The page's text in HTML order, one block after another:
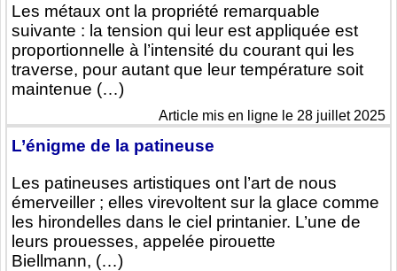
Les métaux ont la propriété remarquable
suivante : la tension qui leur est appliquée est
proportionnelle à l’intensité du courant qui les
traverse, pour autant que leur température soit
maintenue (…)
Article mis en ligne le 28 juillet 2025
L’énigme de la patineuse
Les patineuses artistiques ont l’art de nous
émerveiller ; elles virevoltent sur la glace comme
les hirondelles dans le ciel printanier. L’une de
leurs prouesses, appelée pirouette
Biellmann, (…)